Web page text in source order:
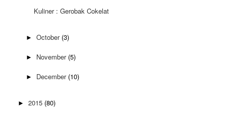
Kuliner : Gerobak Cokelat
► October (3)
► November (5)
► December (10)
► 2015 (80)